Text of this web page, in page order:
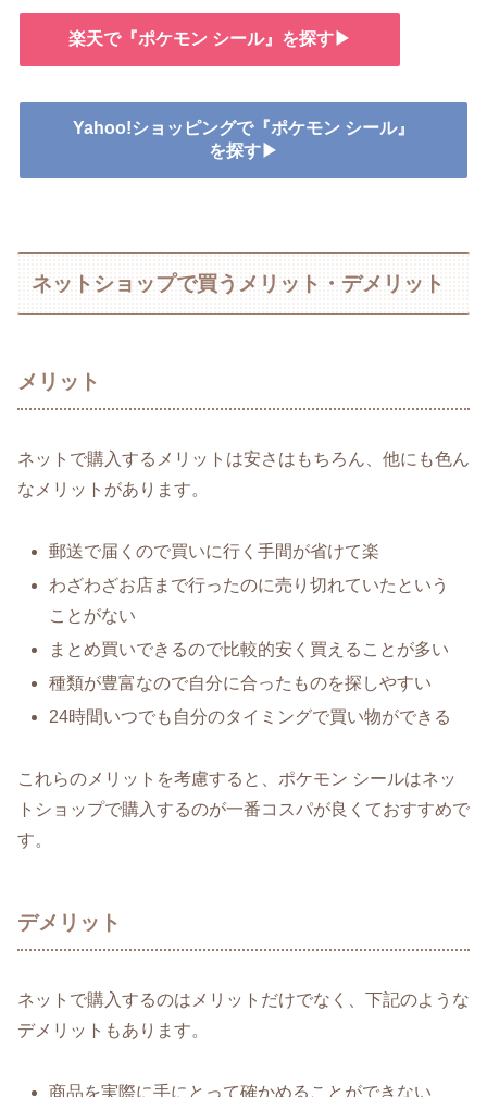
楽天で『ポケモン シール』を探す▶
Yahoo!ショッピングで『ポケモン シール』
を探す▶
ネットショップで買うメリット・デメリット
メリット
ネットで購入するメリットは安さはもちろん、他にも色ん
なメリットがあります。
郵送で届くので買いに行く手間が省けて楽
わざわざお店まで行ったのに売り切れていたという
ことがない
まとめ買いできるので比較的安く買えることが多い
種類が豊富なので自分に合ったものを探しやすい
24時間いつでも自分のタイミングで買い物ができる
これらのメリットを考慮すると、ポケモン シールはネッ
トショップで購入するのが一番コスパが良くておすすめで
す。
デメリット
ネットで購入するのはメリットだけでなく、下記のような
デメリットもあります。
商品を実際に手にとって確かめることができない